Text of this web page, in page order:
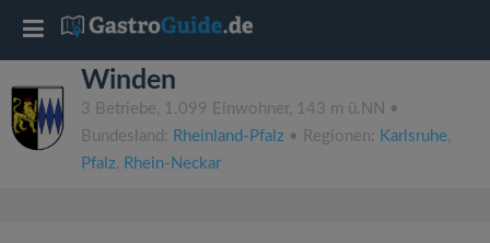
Winden
3 Betriebe, 1.099 Einwohner, 143 m ü.NN •
Bundesland: Rheinland-Pfalz • Regionen: Karlsruhe,
Pfalz, Rhein-Neckar
T
o
g